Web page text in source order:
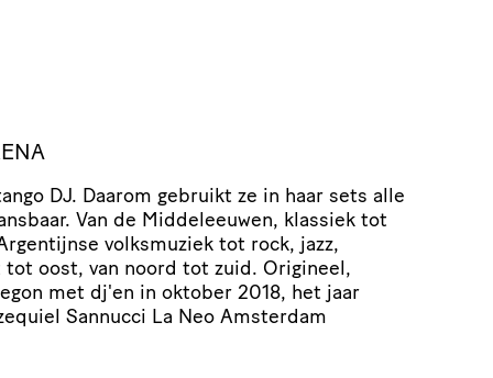
DJ. Daarom gebruikt ze in haar sets alle
Van de Middeleeuwen, klassiek tot
volksmuziek tot rock, jazz,
tot oost, van noord tot zuid. Origineel,
met dj'en in oktober 2018, het jaar
Sannucci La Neo Amsterdam